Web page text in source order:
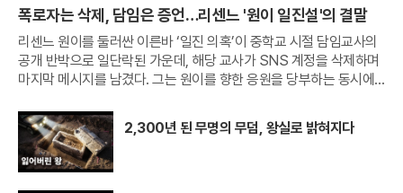
폭로자는 삭제, 담임은 증언…리센느 '원이 일진설'의 결말
리센느 원이를 둘러싼 이른바 ‘일진 의혹’이 중학교 시절 담임교사의
공개 반박으로 일단락된 가운데, 해당 교사가 SNS 계정을 삭제하며
마지막 메시지를 남겼다. 그는 원이를 향한 응원을 당부하는 동시에,
다.원이의 중학교 담임교사라고 밝힌 A씨는 지난 2일
2,300년 된 무명의 무덤, 왕실로 밝혀지다